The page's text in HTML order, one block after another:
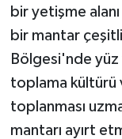
bir yetişme
bir mantar
Bölgesi'nde yüz
toplama kültürü
toplanması
mantarı ayırt